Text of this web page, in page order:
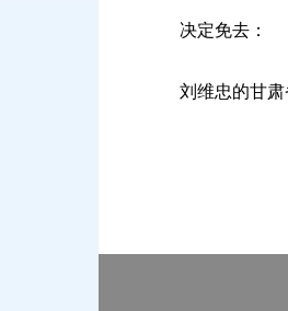
决定免去：
刘维忠的甘肃